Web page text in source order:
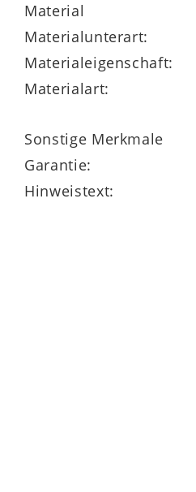
wählbar.
Auf Anfrage lassen sich
Sonderanfertigungen
Schlafzimmermöbeln
Etwas.
Highlights
die bis maximal 20 kg
Schubladen mit Soft-
die vierfach
Lattenrahmen-
Material
Materialunterart:
Materialeigenschaft:
Materialart:
Sonstige Merkmale
Garantie:
Hinweistext: